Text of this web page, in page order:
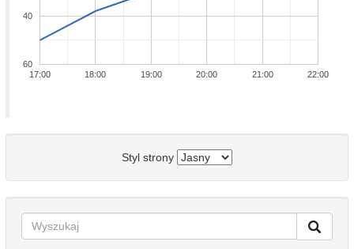
17:00 18:00 19:00 20:00 21:00 22:00
40
60
Styl strony